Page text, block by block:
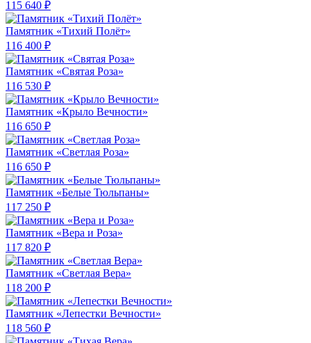
115 640 ₽
Памятник «Тихий Полёт»
116 400 ₽
Памятник «Святая Роза»
116 530 ₽
Памятник «Крыло Вечности»
116 650 ₽
Памятник «Светлая Роза»
116 650 ₽
Памятник «Белые Тюльпаны»
117 250 ₽
Памятник «Вера и Роза»
117 820 ₽
Памятник «Светлая Вера»
118 200 ₽
Памятник «Лепестки Вечности»
118 560 ₽